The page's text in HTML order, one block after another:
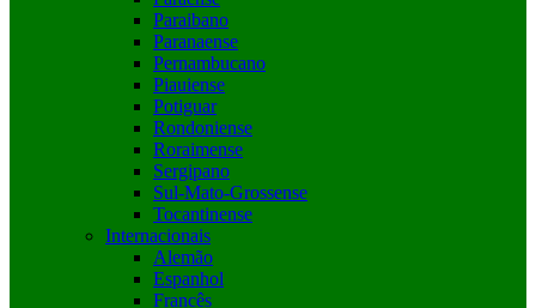
Paraibano
Paranaense
Pernambucano
Piauiense
Potiguar
Rondoniense
Roraimense
Sergipano
Sul-Mato-Grossense
Tocantinense
Internacionais
Alemão
Espanhol
Francês